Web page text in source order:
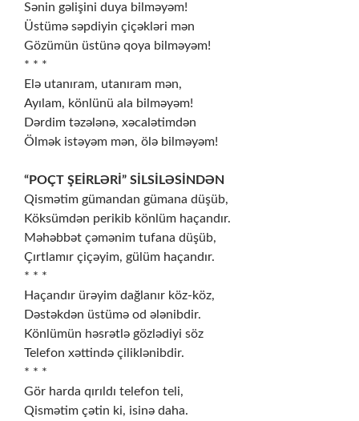
Sənin gəlişini duya bilməyəm!
Üstümə səpdiyin çiçəkləri mən
Gözümün üstünə qoya bilməyəm!
* * *
Elə utanıram, utanıram mən,
Ayılam, könlünü ala bilməyəm!
Dərdim təzələnə, xəcalətimdən
Ölmək istəyəm mən, ölə bilməyəm!
“POÇT ŞEİRLƏRİ” SİLSİLƏSİNDƏN
Qismətim gümandan gümana düşüb,
Köksümdən perikib könlüm haçandır.
Məhəbbət çəmənim tufana düşüb,
Çırtlamır çiçəyim, gülüm haçandır.
* * *
Haçandır ürəyim dağlanır köz-köz,
Dəstəkdən üstümə od ələnibdir.
Könlümün həsrətlə gözlədiyi söz
Telefon xəttində çiliklənibdir.
* * *
Gör harda qırıldı telefon teli,
Qismətim çətin ki, isinə daha.